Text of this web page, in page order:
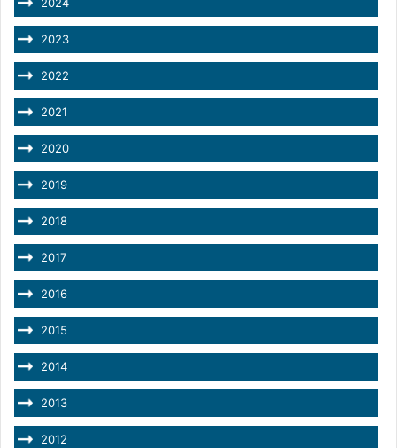
2023
2022
2021
2020
2019
2018
2017
2016
2015
2014
2013
2012